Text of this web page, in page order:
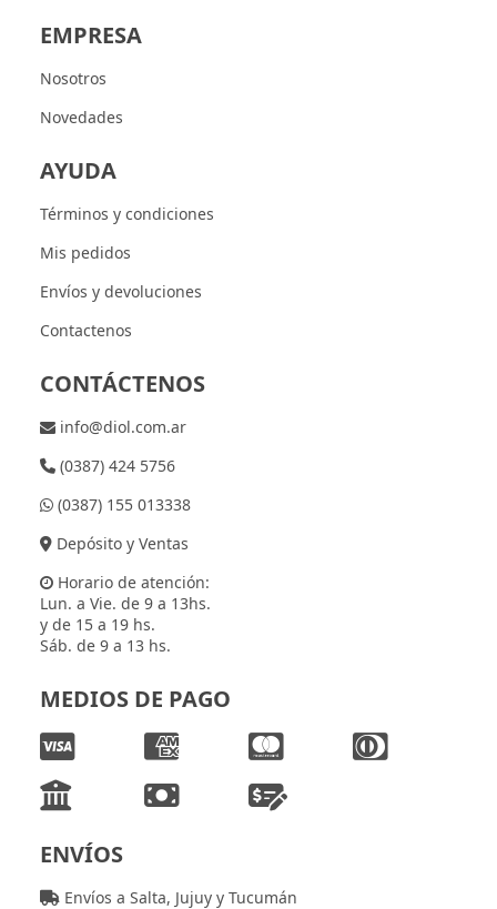
EMPRESA
Nosotros
Novedades
AYUDA
Términos y condiciones
Mis pedidos
Envíos y devoluciones
Contactenos
CONTÁCTENOS
info@diol.com.ar
(0387) 424 5756
(0387) 155 013338
Depósito y Ventas
Horario de atención:
Lun. a Vie. de 9 a 13hs.
y de 15 a 19 hs.
Sáb. de 9 a 13 hs.
MEDIOS DE PAGO
ENVÍOS
Envíos a Salta, Jujuy y Tucumán